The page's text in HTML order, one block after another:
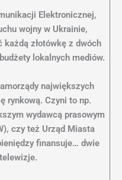
Elektronicznej,
wojny w Ukrainie,
złotówkę z dwóch
lokalnych mediów.
największych
rynkową. Czyni to np.
wydawcą prasowym
czy też Urząd Miasta
finansuje… dwie